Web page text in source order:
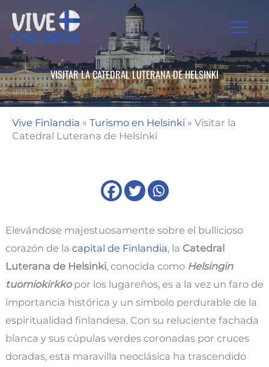
contenido
VISITAR LA CATEDRAL LUTERANA DE HELSINKI
Vive Finlandia » Turismo en Helsinki » Visitar la
Catedral Luterana de Helsinki
Elevándose majestuosamente sobre el bullicioso
corazón de la capital de Finlandia, la Catedral
Luterana de Helsinki, conocida como Helsingin
tuomiokirkkopor los lugareños, es a la vez un faro de
importancia histórica y un símbolo perdurable de la
espiritualidad finlandesa. Con su reluciente fachada
blanca y sus cúpulas verdes coronadas por cruces
doradas, esta maravilla neoclásica ha trascendido